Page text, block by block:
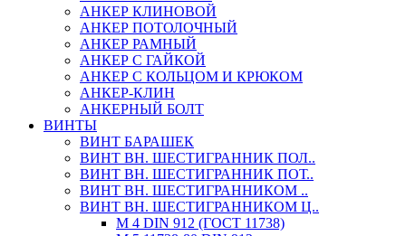
АНКЕР КЛИНОВОЙ
АНКЕР ПОТОЛОЧНЫЙ
АНКЕР РАМНЫЙ
АНКЕР С ГАЙКОЙ
АНКЕР С КОЛЬЦОМ И КРЮКОМ
АНКЕР-КЛИН
АНКЕРНЫЙ БОЛТ
ВИНТЫ
ВИНТ БАРАШЕК
ВИНТ ВН. ШЕСТИГРАННИК ПОЛ..
ВИНТ ВН. ШЕСТИГРАННИК ПОТ..
ВИНТ ВН. ШЕСТИГРАННИКОМ ..
ВИНТ ВН. ШЕСТИГРАННИКОМ Ц..
М 4 DIN 912 (ГОСТ 11738)